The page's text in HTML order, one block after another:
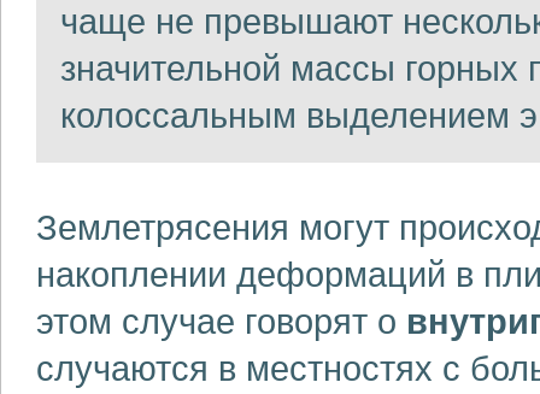
чаще не превышают
значительной массы горных
колоссальным выделением
Землетрясения могут
накоплении деформаций в
этом случае говорят о
случаются в местностях с